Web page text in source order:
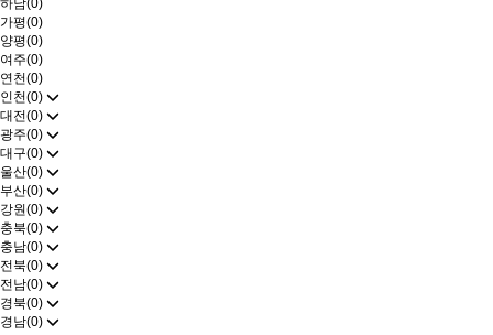
하남(0)
가평(0)
양평(0)
여주(0)
연천(0)
인천(0)
대전(0)
광주(0)
대구(0)
울산(0)
부산(0)
강원(0)
충북(0)
충남(0)
전북(0)
전남(0)
경북(0)
경남(0)